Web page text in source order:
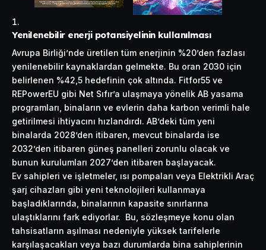
Yenilenebilir enerji potansiyelinin kullanılması
Avrupa Birliği’nde üretilen tüm enerjinin %20’den fazlası
yenilenebilir kaynaklardan gelmekte. Bu oran 2030 için
belirlenen %42,5 hedefinin çok altında. Fitfor55 ve
REPowerEU gibi Net Sıfır’a ulaşmaya yönelik AB yasama
programları, binaların ve evlerin daha karbon verimli hale
getirilmesi ihtiyacını hızlandırdı. AB’deki tüm yeni
binalarda 2028’den itibaren, mevcut binalarda ise
2032’den itibaren güneş panelleri zorunlu olacak ve
bunun kurulumları 2027’den itibaren başlayacak.
Ev sahipleri ve işletmeler, ısı pompaları veya Elektrikli Araç
şarj cihazları gibi yeni teknolojileri kullanmaya
başladıklarında, binalarının kapasite sınırlarına
ulaştıklarını fark ediyorlar. Bu, sözleşmeye konu olan
tahsisatların aşılması nedeniyle yüksek tarifelerle
karşılaşacakları veya bazı durumlarda bina sahiplerinin